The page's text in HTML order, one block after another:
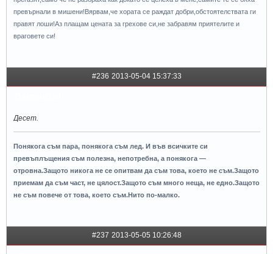
превърнали в мишени!Вярвам,че хората се раждат добри,обстоятелствата ги
правят лоши!Аз плащам цената за грехове си,не забравям приятелите и
враговете си!
#236 2013-05-04 15:37:33
Десет.
Понякога съм пара, понякога съм лед. И във всичките си
превъплъщения съм полезна, непотребна, а понякога —
отровна.Защото никога не се опитвам да съм това, което не съм.Защото
приемам да съм част, не цялост.Защото съм много неща, не едно.Защото
не съм повече от това, което съм.Нито по-малко.
#237 2013-05-05 10:26:48